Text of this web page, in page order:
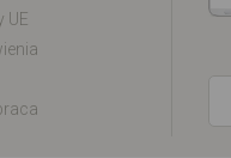
UE